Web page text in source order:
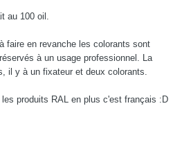
au 100 oil.
faire en revanche les colorants sont
à un usage professionnel. La
il y à un fixateur et deux colorants.
produits RAL en plus c'est français :D